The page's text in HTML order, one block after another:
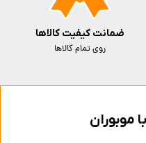
موبوران
ضمانت کیفیت کالاها
روی تمام کالاها